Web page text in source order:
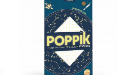
Ajouter à ma liste
d'envies